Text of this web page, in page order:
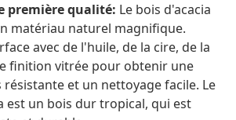
première qualité: Le bois d'acacia
matériau naturel magnifique.
avec de l'huile, de la cire, de la
finition vitrée pour obtenir une
et un nettoyage facile. Le
est un bois dur tropical, qui est